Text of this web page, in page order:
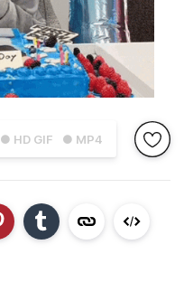
● HD GIF ● MP4